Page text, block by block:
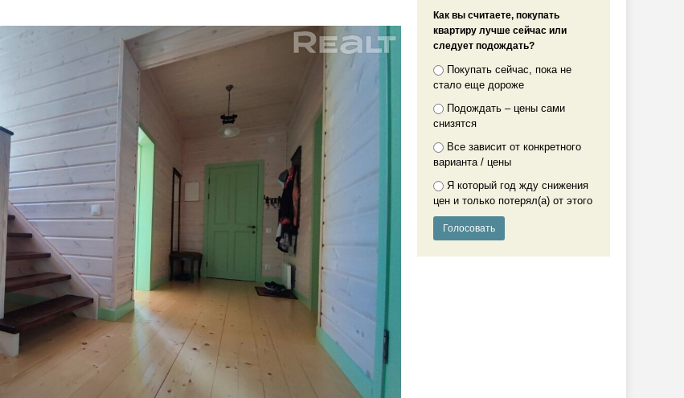
Как вы считаете, покупать
квартиру лучше сейчас или
следует подождать?
Покупать сейчас, пока не
стало еще дороже
Подождать – цены сами
снизятся
Все зависит от конкретного
варианта / цены
Я который год жду снижения
цен и только потерял(а) от этого